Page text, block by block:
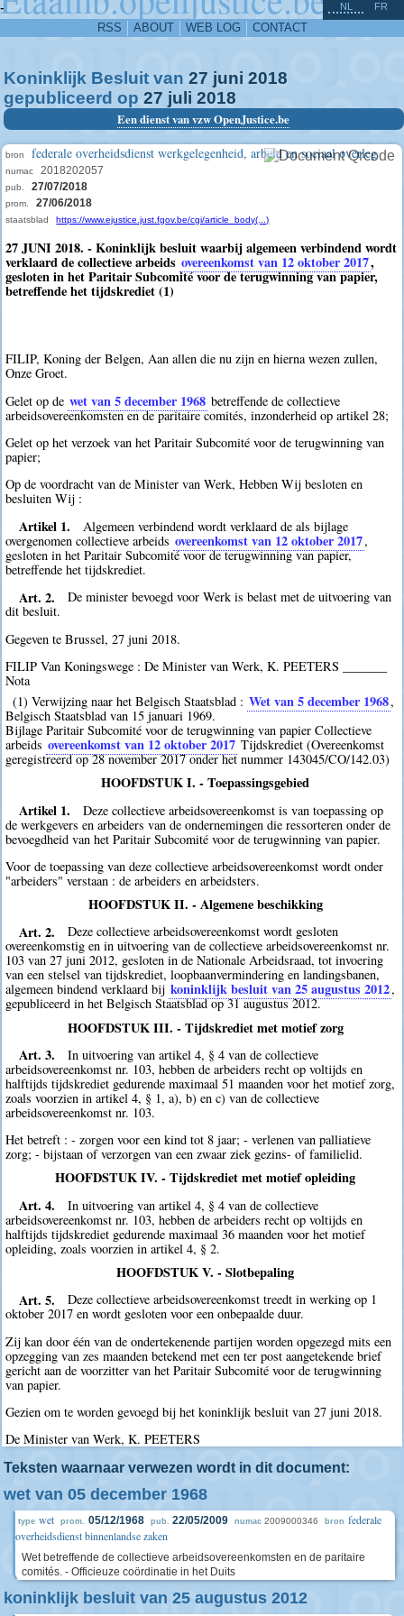
-
RSS ABOUT WEB LOG CONTACT
NL FR
Koninklijk Besluit van 27 juni 2018
gepubliceerd op 27 juli 2018
Een dienst van vzw OpenJustice.be
bron federale overheidsdienst werkgelegenheid, arbeid en sociaal overleg
numac 2018202057
pub. 27/07/2018
prom. 27/06/2018
staatsblad https://www.ejustice.just.fgov.be/cgi/article_body(...)
27 JUNI 2018. - Koninklijk besluit waarbij algemeen verbindend wordt
verklaard de collectieve arbeids overeenkomst van 12 oktober 2017,
gesloten in het Paritair Subcomité voor de terugwinning van papier,
betreffende het tijdskrediet (1)
FILIP, Koning der Belgen, Aan allen die nu zijn en hierna wezen zullen,
Onze Groet.
Gelet op de wet van 5 december 1968 betreffende de collectieve
arbeidsovereenkomsten en de paritaire comités, inzonderheid op artikel 28;
Gelet op het verzoek van het Paritair Subcomité voor de terugwinning van
papier;
Op de voordracht van de Minister van Werk, Hebben Wij besloten en
besluiten Wij :
Artikel 1.
Algemeen verbindend wordt verklaard de als bijlage
overgenomen collectieve arbeids overeenkomst van 12 oktober 2017,
gesloten in het Paritair Subcomité voor de terugwinning van papier,
betreffende het tijdskrediet.
Art. 2.
De minister bevoegd voor Werk is belast met de uitvoering van
dit besluit.
Gegeven te Brussel, 27 juni 2018.
FILIP Van Koningswege : De Minister van Werk, K. PEETERS _______
Nota
(1) Verwijzing naar het Belgisch Staatsblad : Wet van 5 december 1968,
Belgisch Staatsblad van 15 januari 1969.
Bijlage Paritair Subcomité voor de terugwinning van papier Collectieve
arbeids overeenkomst van 12 oktober 2017 Tijdskrediet (Overeenkomst
geregistreerd op 28 november 2017 onder het nummer 143045/CO/142.03)
HOOFDSTUK I. - Toepassingsgebied
Artikel 1.
Deze collectieve arbeidsovereenkomst is van toepassing op
de werkgevers en arbeiders van de ondernemingen die ressorteren onder de
bevoegdheid van het Paritair Subcomité voor de terugwinning van papier.
Voor de toepassing van deze collectieve arbeidsovereenkomst wordt onder
"arbeiders" verstaan : de arbeiders en arbeidsters.
HOOFDSTUK II. - Algemene beschikking
Art. 2.
Deze collectieve arbeidsovereenkomst wordt gesloten
overeenkomstig en in uitvoering van de collectieve arbeidsovereenkomst nr.
103 van 27 juni 2012, gesloten in de Nationale Arbeidsraad, tot invoering
van een stelsel van tijdskrediet, loopbaanvermindering en landingsbanen,
algemeen bindend verklaard bij koninklijk besluit van 25 augustus 2012,
gepubliceerd in het Belgisch Staatsblad op 31 augustus 2012.
HOOFDSTUK III. - Tijdskrediet met motief zorg
Art. 3.
In uitvoering van artikel 4, § 4 van de collectieve
arbeidsovereenkomst nr. 103, hebben de arbeiders recht op voltijds en
halftijds tijdskrediet gedurende maximaal 51 maanden voor het motief zorg,
zoals voorzien in artikel 4, § 1, a), b) en c) van de collectieve
arbeidsovereenkomst nr. 103.
Het betreft : - zorgen voor een kind tot 8 jaar; - verlenen van palliatieve
zorg; - bijstaan of verzorgen van een zwaar ziek gezins- of familielid.
HOOFDSTUK IV. - Tijdskrediet met motief opleiding
Art. 4.
In uitvoering van artikel 4, § 4 van de collectieve
arbeidsovereenkomst nr. 103, hebben de arbeiders recht op voltijds en
halftijds tijdskrediet gedurende maximaal 36 maanden voor het motief
opleiding, zoals voorzien in artikel 4, § 2.
HOOFDSTUK V. - Slotbepaling
Art. 5.
Deze collectieve arbeidsovereenkomst treedt in werking op 1
oktober 2017 en wordt gesloten voor een onbepaalde duur.
Zij kan door één van de ondertekenende partijen worden opgezegd mits een
opzegging van zes maanden betekend met een ter post aangetekende brief
gericht aan de voorzitter van het Paritair Subcomité voor de terugwinning
van papier.
Gezien om te worden gevoegd bij het koninklijk besluit van 27 juni 2018.
De Minister van Werk, K. PEETERS
Teksten waarnaar verwezen wordt in dit document:
wet van 05 december 1968
type wet prom. 05/12/1968 pub. 22/05/2009 numac 2009000346 bron federale
overheidsdienst binnenlandse zaken
Wet betreffende de collectieve arbeidsovereenkomsten en de paritaire
comités. - Officieuze coördinatie in het Duits
koninklijk besluit van 25 augustus 2012
^